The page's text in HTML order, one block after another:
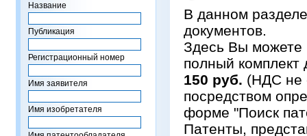
Название
Публикация
Регистрационный номер
Имя заявителя
Имя изобретателя
В данном
документов.
Здесь Вы можете
полный комплект
150 руб. (НДС не
посредством
форме "Поиск
Патенты,